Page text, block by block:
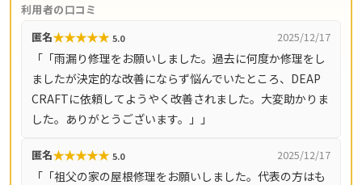
の目安は雨漏り修理3万円〜、屋根の部分補修5万円〜、棟
板金交換10万円〜、屋根カバー工法80万円〜、葺き替え
100万円〜。現地調査・お見積り・ご相談は無料で、最短
即日対応も可能です（営業時間8時〜18時・月〜土）。対
応エリアは神奈川県全域（33市町村）と東京都全域（23
区・多摩地域）です。
利用者の口コミ
匿名★★★★★ 5.0 2025/12/17
「「雨漏り修理をお願いしました。過去に何度か修理をし
ましたが決定的な改善にならず悩んでいたところ、DEAP
CRAFTに依頼してようやく改善されました。大変助かりま
した。ありがとうございます。」」
匿名★★★★★ 5.0 2025/12/17
「「祖父の家の屋根修理をお願いしました。代表の方はも